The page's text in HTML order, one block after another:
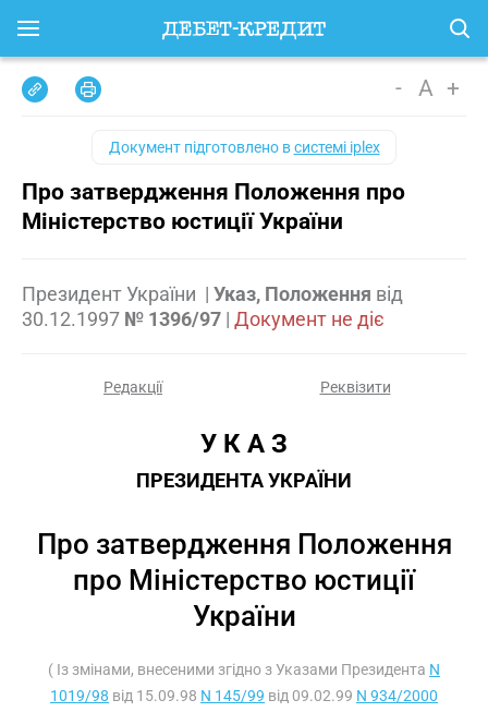
- A +
Документ підготовлено всистемі iplex
Про затвердження Положення про
Міністерство юстиції України
Президент України | Указ, Положення від
30.12.1997 № 1396/97 | Документ не діє
Редакції Реквізити
У К А З
ПРЕЗИДЕНТА УКРАЇНИ
Про затвердження Положення
про Міністерство юстиції
України
( Із змінами, внесеними згідно з Указами Президента N
1019/98 від 15.09.98 N 145/99 від 09.02.99 N 934/2000